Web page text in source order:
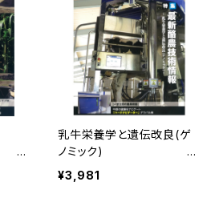
乳牛栄養学と遺伝改良(ゲ
ノミック)
Dairy PRO
FESSIONAL Vol.6
¥3,981